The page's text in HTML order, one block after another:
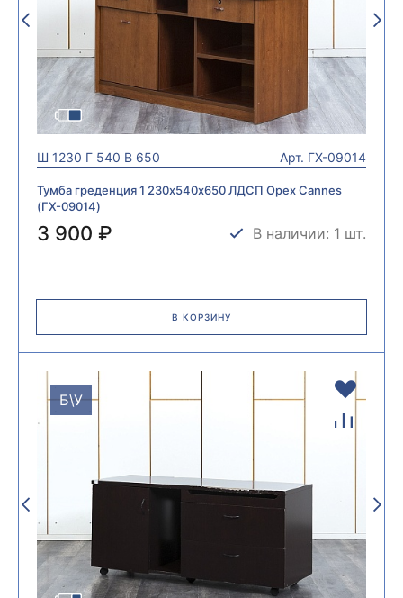
Ш 1230 Г 540 В 650 Арт. ГХ-09014
Тумба греденция 1 230х540х650 ЛДСП Орех Cannes
(ГХ-09014)
3 900 ₽ В наличии: 1 шт.
В КОРЗИНУ
Б\У